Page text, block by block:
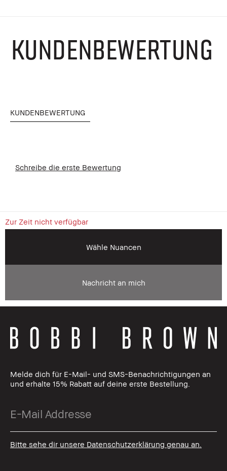
KUNDENBEWERTUNG
KUNDENBEWERTUNG
Schreibe die erste Bewertung
Zur Zeit nicht verfügbar
Wähle Nuancen
Nachricht an mich
Melde dich für E-Mail- und SMS-Benachrichtigungen an
und erhalte 15% Rabatt auf deine erste Bestellung.
Bitte sehe dir unsere Datenschutzerklärung genau an.